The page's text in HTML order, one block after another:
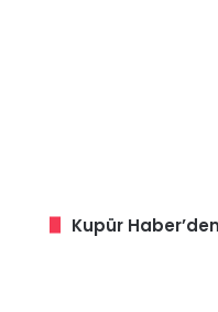
Kupür